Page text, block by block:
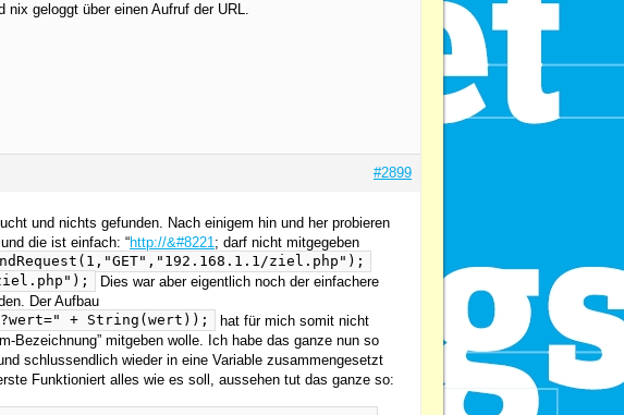
geloggt über einen Aufruf der URL.
#2899
und nichts gefunden. Nach einigem hin und her probieren
die ist einfach: “http://&#8221; darf nicht mitgegeben
ziel.php");
Dies war aber eigentlich noch der einfachere
Der Aufbau
+ String(wert));
hat für mich somit nicht
Bezeichnung” mitgeben wolle. Ich habe das ganze nun so
schlussendlich wieder in eine Variable zusammengesetzt
Funktioniert alles wie es soll, aussehen tut das ganze so: